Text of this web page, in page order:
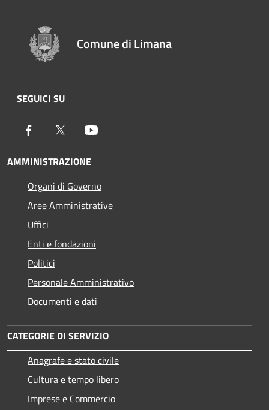
Comune di Limana
SEGUICI SU
Facebook Twitter
AMMINISTRAZIONE
Organi di Governo
Aree Amministrative
Uffici
Enti e fondazioni
Politici
Personale Amministrativo
Documenti e dati
CATEGORIE DI SERVIZIO
Anagrafe e stato civile
Cultura e tempo libero
Imprese e Commercio